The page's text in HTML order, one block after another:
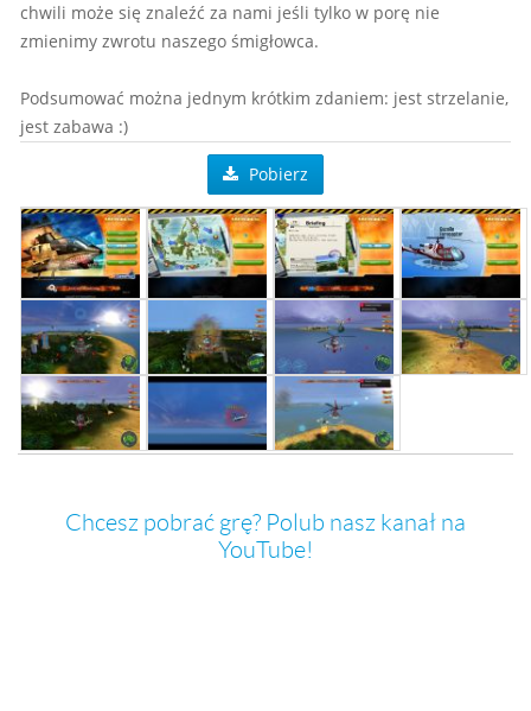
chwili może się znaleźć za nami jeśli tylko w porę nie
zmienimy zwrotu naszego śmigłowca.
Podsumować można jednym krótkim zdaniem: jest strzelanie,
jest zabawa :)
Pobierz
Chcesz pobrać grę? Polub nasz kanał na
YouTube!